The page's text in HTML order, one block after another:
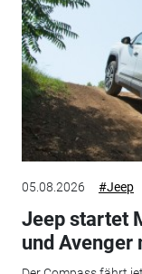
05.08.2026 #Jeep
Jeep startet
und Avenger